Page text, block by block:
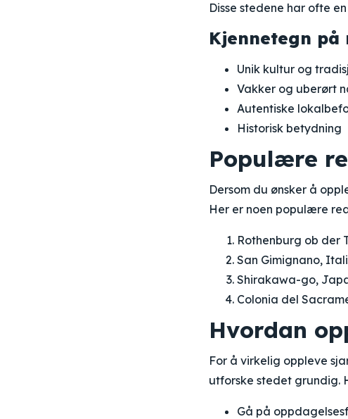
Disse stedene har ofte
Kjennetegn på
Unik kultur og
Vakker og uberørt
Autentiske
Historisk betydning
Populære
Dersom du ønsker å
Her er noen populære
Rothenburg ob der
San Gimignano,
Shirakawa-go,
Colonia del
Hvordan
For å virkelig oppleve
utforske stedet grundig.
Gå på